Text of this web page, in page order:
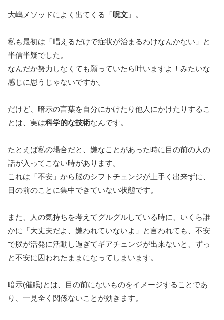
大嶋メソッドによく出てくる「呪文 」。
私も最初は「唱えるだけで症状が治まるわけなんかない」と
半信半疑でした。
なんだか努力しなくても願っていたら叶いますよ！みたいな
感じに思うじゃないですか。
だけど、暗示の言葉を自分にかけたり他人にかけたりするこ
とは、実は科学的な技術なんです。
たとえば私の場合だと、嫌なことがあった時に目の前の人の
話が入ってこない時があります。
これは「不安」から脳のシフトチェンジが上手く出来ずに、
目の前のことに集中できていない状態です。
また、人の気持ちを考えてグルグルしている時に、いくら誰
かに「大丈夫だよ、嫌われていないよ」と言われても、不安
で脳が活発に活動し過ぎてギアチェンジが出来ないと、ずっ
と不安に囚われたままになってしまいます。
暗示(催眠)とは、目の前にないものをイメージすることであ
り、一見全く関係ないことが効きます。